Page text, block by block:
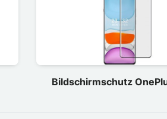
Bildschirmschutz